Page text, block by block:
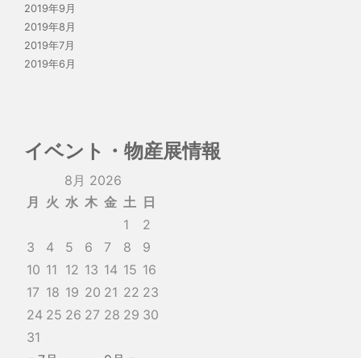
2019年9月
2019年8月
2019年7月
2019年6月
イベント・物産展情報
8月 2026
月 火 水 木 金 土 日
1
2
3
4 5 6 7 8
9
10 11 12 13 14 15 16
17 18 19 20 21 22 23
24 25 26 27 28 29 30
31